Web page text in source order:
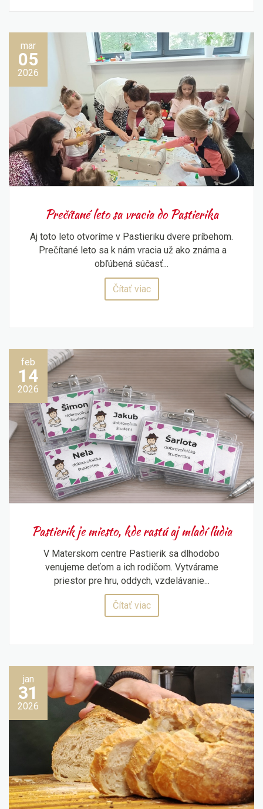
mar
05
2026
Prečítané leto sa vracia do Pastierika
Aj toto leto otvoríme v Pastieriku dvere príbehom.
Prečítané leto sa k nám vracia už ako známa a
obľúbená súčasť...
Čítať viac
feb
14
2026
Pastierik je miesto, kde rastú aj mladí ľudia
V Materskom centre Pastierik sa dlhodobo
venujeme deťom a ich rodičom. Vytvárame
priestor pre hru, oddych, vzdelávanie...
Čítať viac
jan
31
2026